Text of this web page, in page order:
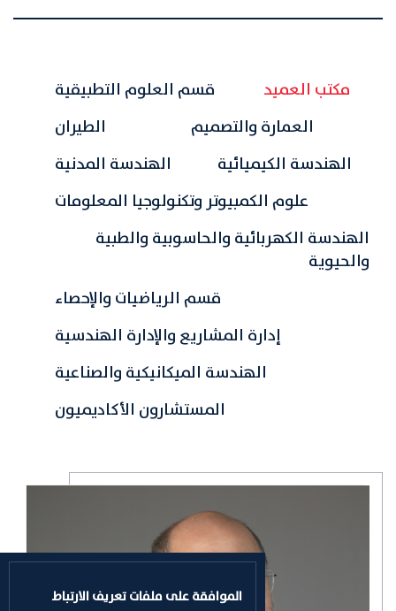
الموافقة على ملفات تعريف الارتباط
مكتب العميد
قسم العلوم التطبيقية
العمارة والتصميم
الطيران
الهندسة الكيميائية
الهندسة المدنية
علوم الكمبيوتر وتكنولوجيا المعلومات
الهندسة الكهربائية والحاسوبية والطبية
والحيوية
قسم الرياضيات والإحصاء
إدارة المشاريع والإدارة الهندسية
الهندسة الميكانيكية والصناعية
المستشارون الأكاديميون